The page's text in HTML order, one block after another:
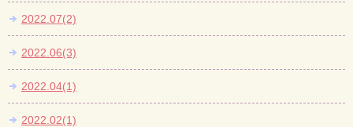
2022.07(2)
2022.06(3)
2022.04(1)
2022.02(1)